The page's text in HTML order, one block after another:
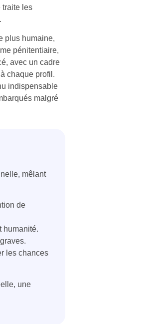
traite les
plus humaine,
pénitentiaire,
avec un cadre
chaque profil.
indispensable
malgré
mêlant
de
humanité.
les chances
une